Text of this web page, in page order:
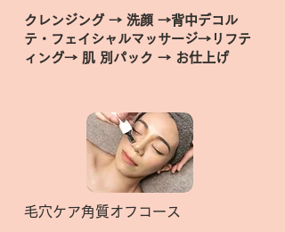
クレンジング → 洗顔 →背中デコル
テ・フェイシャルマッサージ→リフテ
ィング→ 肌 別パック → お仕上げ
毛穴ケア角質オフコース